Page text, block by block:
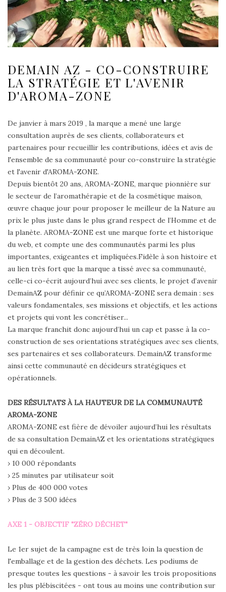
DEMAIN AZ - CO-CONSTRUIRE
LA STRATÉGIE ET L'AVENIR
D'AROMA-ZONE
De janvier à mars 2019 , la marque a mené une large
consultation auprès de ses clients, collaborateurs et
partenaires pour recueillir les contributions, idées et avis de
l'ensemble de sa communauté pour co-construire la stratégie
et l'avenir d'AROMA-ZONE.
Depuis bientôt 20 ans, AROMA-ZONE, marque pionnière sur
le secteur de l’aromathérapie et de la cosmétique maison,
œuvre chaque jour pour proposer le meilleur de la Nature au
prix le plus juste dans le plus grand respect de l’Homme et de
la planète. AROMA-ZONE est une marque forte et historique
du web, et compte une des communautés parmi les plus
importantes, exigeantes et impliquées.Fidèle à son histoire et
au lien très fort que la marque a tissé avec sa communauté,
celle-ci co-écrit aujourd’hui avec ses clients, le projet d’avenir
DemainAZ pour définir ce qu’AROMA-ZONE sera demain : ses
valeurs fondamentales, ses missions et objectifs, et les actions
et projets qui vont les concrétiser...
La marque franchit donc aujourd’hui un cap et passe à la co-
construction de ses orientations stratégiques avec ses clients,
ses partenaires et ses collaborateurs. DemainAZ transforme
ainsi cette communauté en décideurs stratégiques et
opérationnels.
DES RÉSULTATS À LA HAUTEUR DE LA COMMUNAUTÉ
AROMA-ZONE
AROMA-ZONE est fière de dévoiler aujourd’hui les résultats
de sa consultation DemainAZ et les orientations stratégiques
qui en découlent.
› 10 000 répondants
› 25 minutes par utilisateur soit
› Plus de 400 000 votes
› Plus de 3 500 idées
AXE 1 - OBJECTIF "ZÉRO DÉCHET"
Le 1er sujet de la campagne est de très loin la question de
l'emballage et de la gestion des déchets. Les podiums de
presque toutes les questions - à savoir les trois propositions
les plus plébiscitées - ont tous au moins une contribution sur